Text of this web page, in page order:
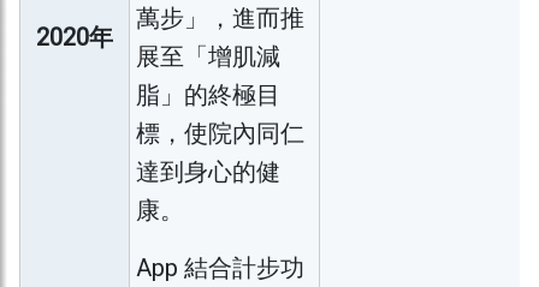
2020年
萬步」，進而推
展至「增肌減
脂」的終極目
標，使院內同仁
達到身心的健
康。
App 結合計步功